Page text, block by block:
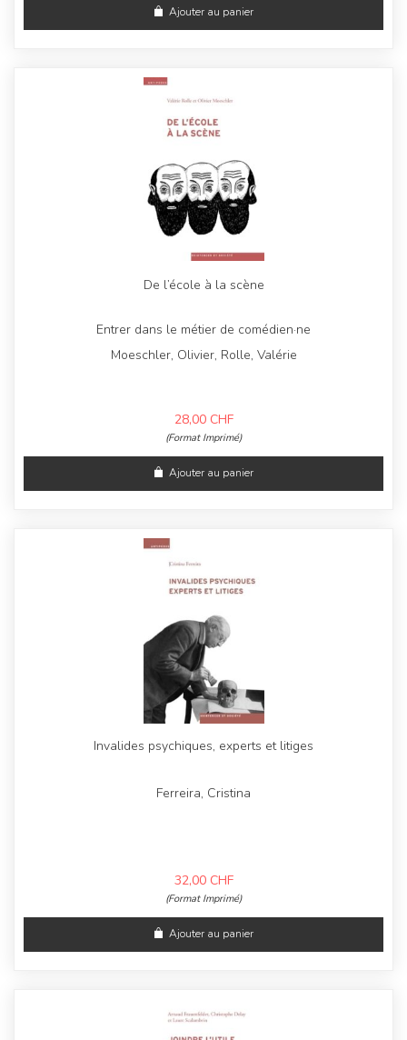
Ajouter au panier
De l’école à la scène
Entrer dans le métier de comédien·ne
Moeschler, Olivier, Rolle, Valérie
28,00 CHF
(Format Imprimé)
Ajouter au panier
Invalides psychiques, experts et litiges
Ferreira, Cristina
32,00 CHF
(Format Imprimé)
Ajouter au panier